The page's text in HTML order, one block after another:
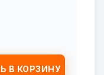
В КОРЗИНУ